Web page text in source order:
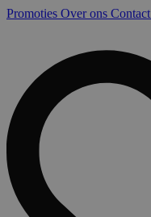
Promoties Over ons Contact